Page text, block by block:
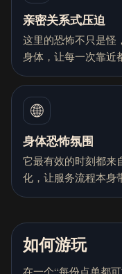
亲密关系式压迫
这里的恐怖不只是怪
身体，让每一次靠近
🌐
身体恐怖氛围
它最有效的时刻都来
化，让服务流程本身
如何游玩
在一个“每份点单都